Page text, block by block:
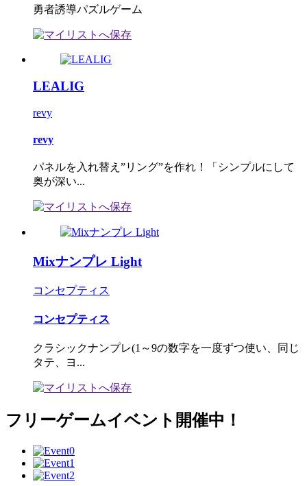
勇者誘導パズルゲーム
LEALIG
revy
revy
パネルを入れ替え”リング”を作れ！「シンプルにして
奥が深い...
Mixナンプレ Light
コンセプティス
コンセプティス
クラシックナンプレ(1～9の数字を一度ずつ使い、同じ
タテ、ヨ...
フリーゲームイベント開催中！